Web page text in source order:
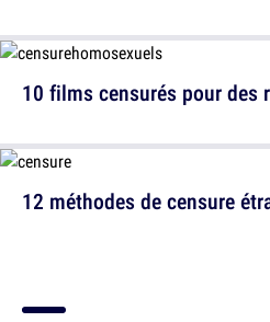
12 méthodes de censure
10 films censurés pour des